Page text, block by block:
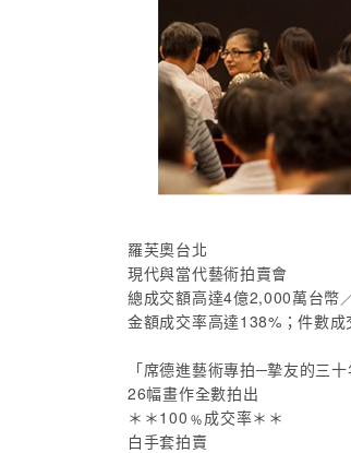
羅芙奧台北
現代與當代藝術拍賣會
總成交額高達4億2,000萬台幣
金額成交率高達138%；件數
「席德進藝術專拍─摯友的三十
26幅畫作全數拍出
＊＊100﹪成交率＊＊
白手套拍賣